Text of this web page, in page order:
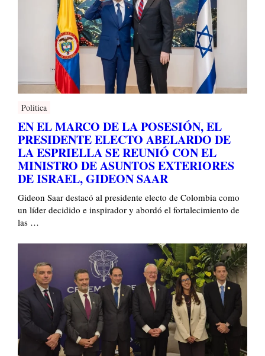
Politica
EN EL MARCO DE LA POSESIÓN, EL
PRESIDENTE ELECTO ABELARDO DE
LA ESPRIELLA SE REUNIÓ CON EL
MINISTRO DE ASUNTOS EXTERIORES
DE ISRAEL, GIDEON SAAR
Gideon Saar destacó al presidente electo de Colombia como
un líder decidido e inspirador y abordó el fortalecimiento de
las …